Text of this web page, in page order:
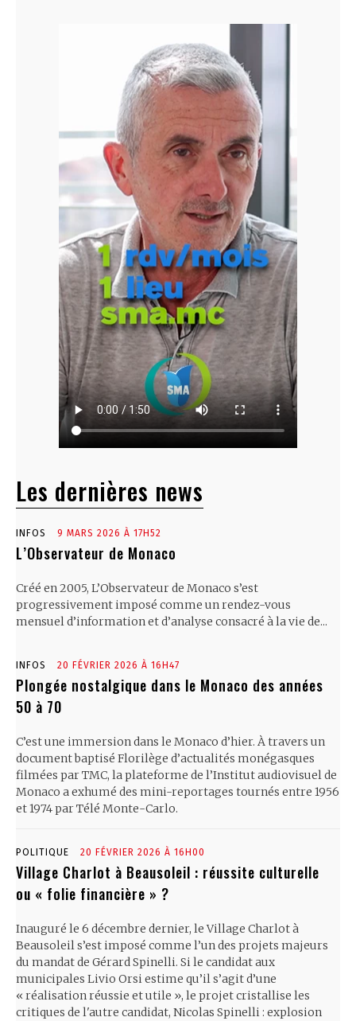
Les dernières news
INFOS 9 MARS 2026 À 17H52
L’Observateur de Monaco
Créé en 2005, L’Observateur de Monaco s’est
progressivement imposé comme un rendez-vous
mensuel d’information et d’analyse consacré à la vie de...
INFOS 20 FÉVRIER 2026 À 16H47
Plongée nostalgique dans le Monaco des années
50 à 70
C’est une immersion dans le Monaco d’hier. À travers un
document baptisé Florilège d’actualités monégasques
filmées par TMC, la plateforme de l’Institut audiovisuel de
Monaco a exhumé des mini-reportages tournés entre 1956
et 1974 par Télé Monte-Carlo.
POLITIQUE 20 FÉVRIER 2026 À 16H00
Village Charlot à Beausoleil : réussite culturelle
ou « folie financière » ?
Inauguré le 6 décembre dernier, le Village Charlot à
Beausoleil s’est imposé comme l’un des projets majeurs
du mandat de Gérard Spinelli. Si le candidat aux
municipales Livio Orsi estime qu’il s’agit d’une
« réalisation réussie et utile », le projet cristallise les
critiques de l'autre candidat, Nicolas Spinelli : explosion